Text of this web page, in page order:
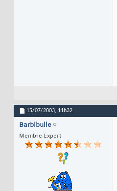
15/07/2003, 11h32
Barbibulle
Membre Expert